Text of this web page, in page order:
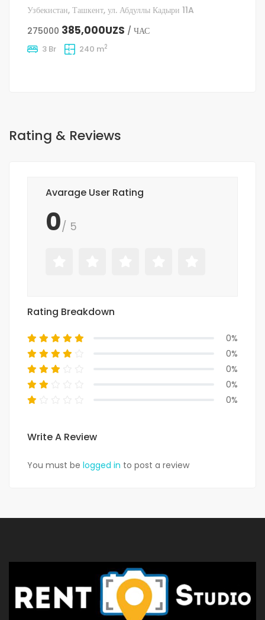
Узбекистан, Ташкент, ул. Абдуллы Кадыри 11A
275000 385,000UZS / ЧАС
3 Br 240 m2
Rating & Reviews
Avarage User Rating
0/ 5
Rating Breakdown
0%
0%
0%
0%
0%
Write A Review
You must be logged in to post a review